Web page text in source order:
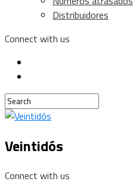
Distribuidores
Connect with us
Veintidós
Connect with us